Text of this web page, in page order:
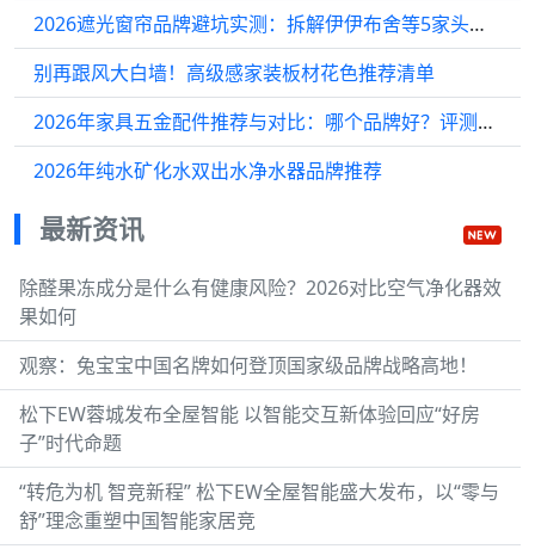
2026遮光窗帘品牌避坑实测：拆解伊伊布舍等5家头部厂商真实表现
别再跟风大白墙！高级感家装板材花色推荐清单
2026年家具五金配件推荐与对比：哪个品牌好？评测决策指南
2026年纯水矿化水双出水净水器品牌推荐
最新资讯
除醛果冻成分是什么有健康风险？2026对比空气净化器效
果如何
观察：兔宝宝中国名牌如何登顶国家级品牌战略高地！
松下EW蓉城发布全屋智能 以智能交互新体验回应“好房
子”时代命题
“转危为机 智竞新程” 松下EW全屋智能盛大发布，以“零与
舒”理念重塑中国智能家居竞